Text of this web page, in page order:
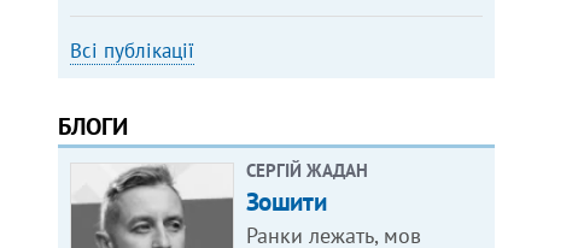
Всі публікації
БЛОГИ
СЕРГІЙ ЖАДАН
Зошити
Ранки лежать, мов